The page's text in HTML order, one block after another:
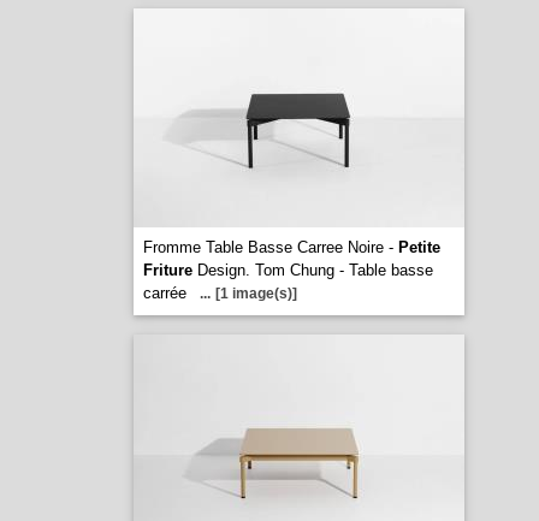
Fromme Table Basse Carree Noire - Petite
FritureDesign. Tom Chung - Table basse
carrée
... [1 image(s)]